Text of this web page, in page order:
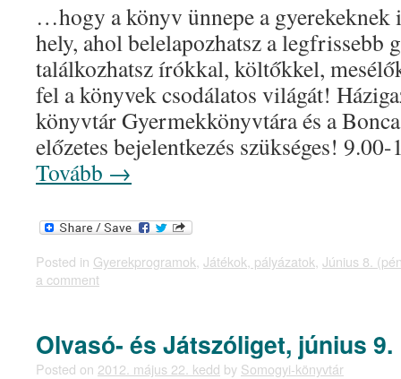
…hogy a könyv ünnepe a gyerekeknek
hely, ahol belelapozhatsz a legfrissebb
találkozhatsz írókkal, költőkkel,
fel a könyvek csodálatos világát!
könyvtár Gyermekkönyvtára és a
előzetes bejelentkezés szükséges!
Tovább →
Posted in Gyerekprogramok Játékok, pályázatok Június 8.
a comment
Olvasó- és Játszóliget, június 9.
Posted on 2012. május 22. kedd by Somogyi-könyvtár